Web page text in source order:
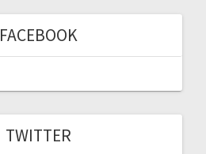
FACEBOOK
TWITTER